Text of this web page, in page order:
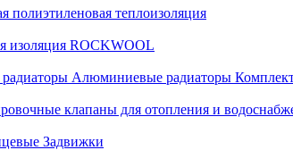
полиэтиленовая теплоизоляция
изоляция ROCKWOOL
Алюминиевые радиаторы
клапаны для отопления и
Задвижки